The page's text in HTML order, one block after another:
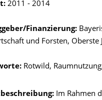
2011 - 2014
Finanzierung:
und Forsten, Oberste
Rotwild,
Im Rahmen